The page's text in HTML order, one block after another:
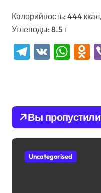
Калорийность: 444
Углеводы: 8.5 г
Telegram
VK
Вы пропустили
Uncategorised